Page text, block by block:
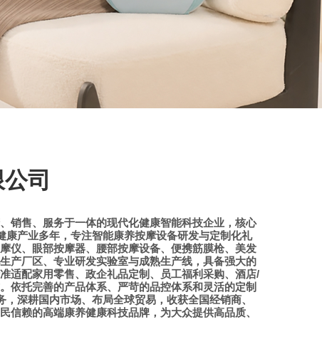
司
销售、服务于一体的现代化健康智能科技企业，核心
康产业多年，专注智能康养按摩设备研发与定制化礼
仪、眼部按摩器、腰部按摩设备、便携筋膜枪、美发
产厂区、专业研发实验室与成熟生产线，具备强大的
适配家用零售、政企礼品定制、员工福利采购、酒店/
依托完善的产品体系、严苛的品控体系和灵活的定制
深耕国内市场、布局全球贸易，收获全国经销商、
信赖的高端康养健康科技品牌，为大众提供高品质、